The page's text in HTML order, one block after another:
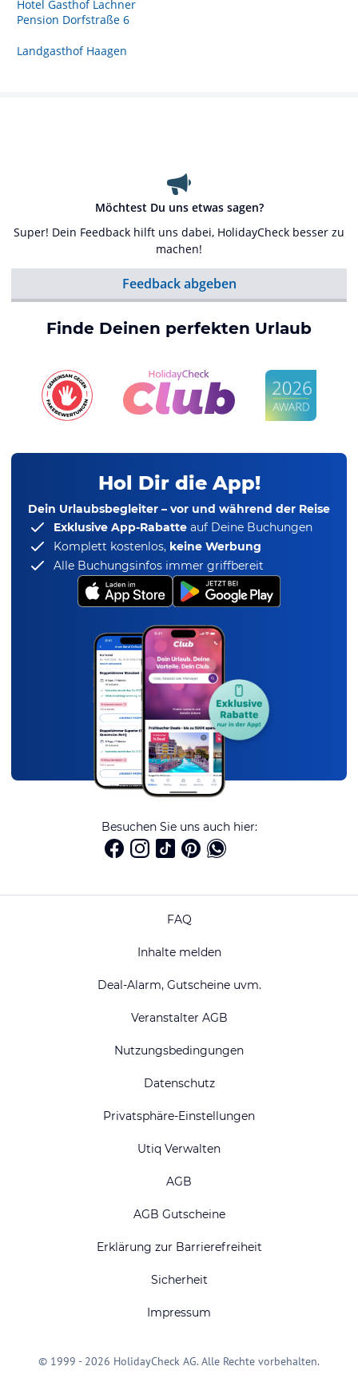
Hotel Gasthof Lachner
Pension Dorfstraße 6
Landgasthof Haagen
Möchtest Du uns etwas sagen?
Super! Dein Feedback hilft uns dabei, HolidayCheck besser zu
machen!
Feedback abgeben
Finde Deinen perfekten Urlaub
Hol Dir die App!
Dein Urlaubsbegleiter – vor und während der Reise
Exklusive App-Rabatte auf Deine Buchungen
Komplett kostenlos, keine Werbung
Alle Buchungsinfos immer griffbereit
Besuchen Sie uns auch hier:
FAQ
Inhalte melden
Deal-Alarm, Gutscheine uvm.
Veranstalter AGB
Nutzungsbedingungen
Datenschutz
Privatsphäre-Einstellungen
Utiq Verwalten
AGB
AGB Gutscheine
Erklärung zur Barrierefreiheit
Sicherheit
Impressum
© 1999 - 2026 HolidayCheck AG. Alle Rechte vorbehalten.